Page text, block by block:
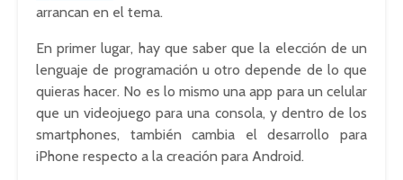
arrancan en el tema.
En primer lugar, hay que saber que la elección de un
lenguaje de programación u otro depende de lo que
quieras hacer. No es lo mismo una app para un celular
que un videojuego para una consola, y dentro de los
smartphones, también cambia el desarrollo para
iPhone respecto a la creación para Android.